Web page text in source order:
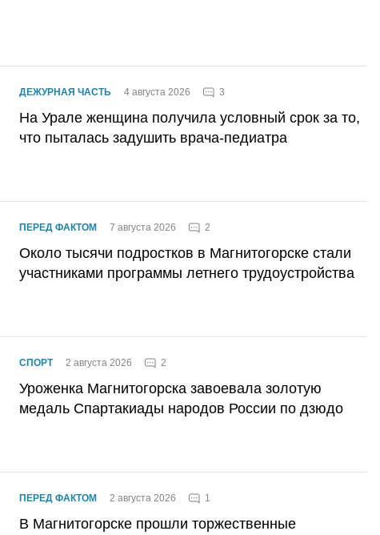
ДЕЖУРНАЯ ЧАСТЬ 4 августа 2026 3
На Урале женщина получила условный срок за то,
что пыталась задушить врача-педиатра
ПЕРЕД ФАКТОМ 7 августа 2026 2
Около тысячи подростков в Магнитогорске стали
участниками программы летнего трудоустройства
СПОРТ 2 августа 2026 2
Уроженка Магнитогорска завоевала золотую
медаль Спартакиады народов России по дзюдо
ПЕРЕД ФАКТОМ 2 августа 2026 1
В Магнитогорске прошли торжественные